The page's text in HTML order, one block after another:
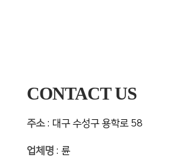
CONTACT US
주소: 대구 수성구 용학로 58
업체명 : 륜